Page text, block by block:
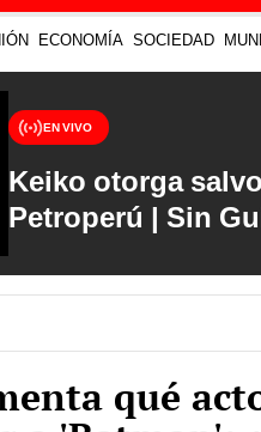
ECONOMÍA SOCIEDAD
EN VIVO
Keiko otorga
Petroperú | Sin
qué